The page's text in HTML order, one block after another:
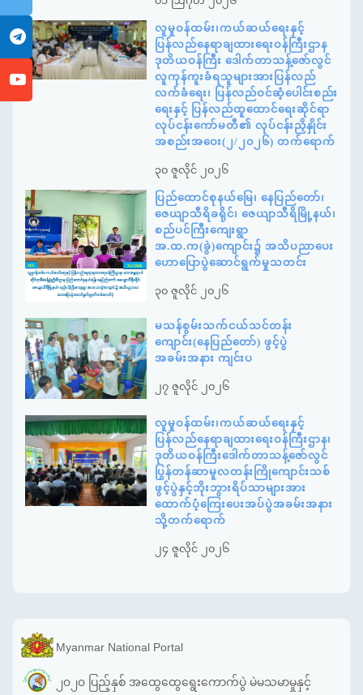
လူမှုဝန်ထမ်း၊ကယ်ဆယ်ရေးနှင့်
ပြန်လည်နေရာချထားရေးဝန်ကြီးဌာန
ဒုတိယဝန်ကြီး ဒေါက်တာသန့်ဇော်လွင်
လူကုန်ကူးခံရသူများအားပြန်လည်
လက်ခံရေး၊ ပြန်လည်ဝင်ဆံ့ပေါင်းစည်း
ရေးနှင့် ပြန်လည်ထူထောင်ရေးဆိုင်ရာ
လုပ်ငန်းကော်မတီ၏ လုပ်ငန်းညှိနှိုင်း
အစည်းအဝေး(၂/၂၀၂၆) တက်ရောက်
၃၀ ဇူလိုင် ၂၀၂၆
ပြည်ထောင်စုနယ်မြေ၊ နေပြည်တော်၊
ဇေယျာသီရိခရိုင်၊ ဇေယျာသီရိမြို့နယ်၊
စည်ပင်ကြီးကျေးရွာ
အ.ထ.က(ခွဲ)ကျောင်း၌ အသိပညာပေး
ဟောပြောပွဲဆောင်ရွက်မှုသတင်း
၃၀ ဇူလိုင် ၂၀၂၆
မသန်စွမ်းသက်ငယ်သင်တန်း
ကျောင်း(နေပြည်တော်) ဖွင့်ပွဲ
အခမ်းအနား ကျင်းပ
၂၇ ဇူလိုင် ၂၀၂၆
လူမှုဝန်ထမ်း၊ကယ်ဆယ်ရေးနှင့်
ပြန်လည်နေရာချထားရေးဝန်ကြီးဌာန၊
ဒုတိယဝန်ကြီးဒေါက်တာသန့်ဇော်လွင်
ပြွန်တန်ဆာမူလတန်းကြိုကျောင်းသစ်
ဖွင့်ပွဲနှင့်ဘိုးဘွားရိပ်သာများအား
ထောက်ပံ့ကြေးပေးအပ်ပွဲအခမ်းအနား
သို့တက်ရောက်
၂၄ ဇူလိုင် ၂၀၂၆
Myanmar National Portal
၂၀၂၀ ပြည့်နှစ် အထွေထွေရွေးကောက်ပွဲ မဲမသမာမှုနှင့်